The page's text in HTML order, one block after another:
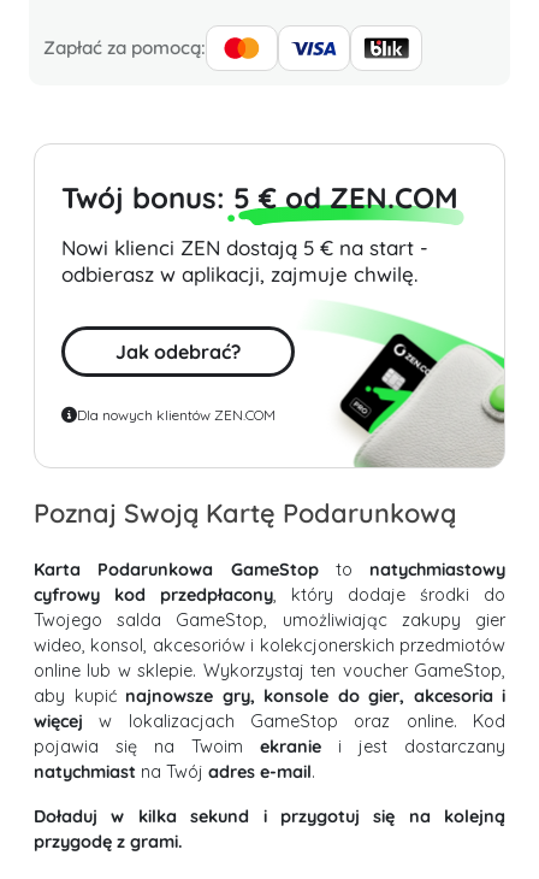
Zapłać za pomocą:
Twój bonus: 5 € od ZEN.COM
Nowi klienci ZEN dostają 5 € na start -
odbierasz w aplikacji, zajmuje chwilę.
Jak odebrać?
Dla nowych klientów ZEN.COM
Poznaj Swoją Kartę Podarunkową
Karta Podarunkowa GameStopto natychmiastowy
cyfrowy kod przedpłacony, który dodaje środki do
Twojego salda GameStop, umożliwiając zakupy gier
wideo, konsol, akcesoriów i kolekcjonerskich przedmiotów
online lub w sklepie. Wykorzystaj ten voucher GameStop,
aby kupić najnowsze gry, konsole do gier, akcesoria i
więcej w lokalizacjach GameStop oraz online. Kod
pojawia się na Twoim ekranie i jest dostarczany
natychmiast na Twój adres e-mail.
Doładuj w kilka sekund i przygotuj się na kolejną
przygodę z grami.